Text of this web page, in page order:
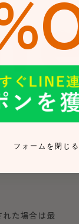
た場合は最
フォームを閉じる